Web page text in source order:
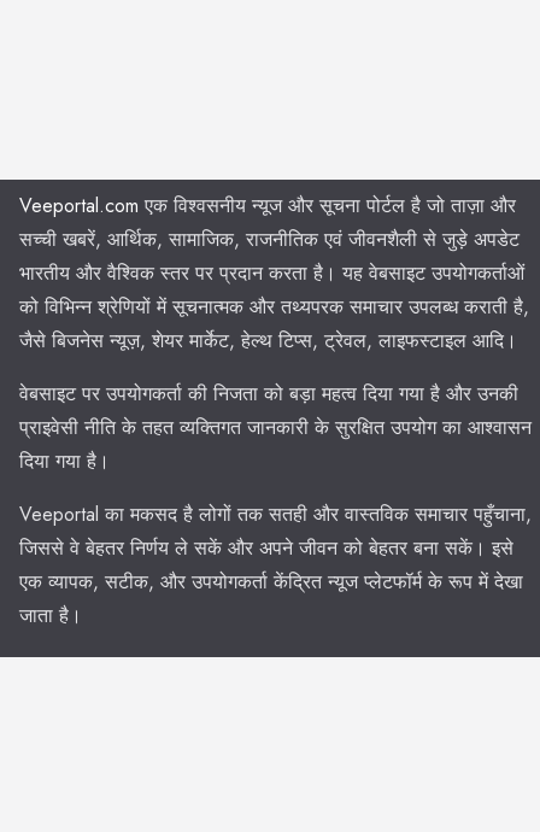
Veeportal.com एक विश्वसनीय न्यूज और सूचना पोर्टल है जो ताज़ा और
सच्ची खबरें, आर्थिक, सामाजिक, राजनीतिक एवं जीवनशैली से जुड़े अपडेट
भारतीय और वैश्विक स्तर पर प्रदान करता है। यह वेबसाइट उपयोगकर्ताओं
को विभिन्न श्रेणियों में सूचनात्मक और तथ्यपरक समाचार उपलब्ध कराती है,
जैसे बिजनेस न्यूज़, शेयर मार्केट, हेल्थ टिप्स, ट्रेवल, लाइफस्टाइल आदि।
वेबसाइट पर उपयोगकर्ता की निजता को बड़ा महत्व दिया गया है और उनकी
प्राइवेसी नीति के तहत व्यक्तिगत जानकारी के सुरक्षित उपयोग का आश्वासन
दिया गया है।
Veeportal का मकसद है लोगों तक सतही और वास्तविक समाचार पहुँचाना,
जिससे वे बेहतर निर्णय ले सकें और अपने जीवन को बेहतर बना सकें। इसे
एक व्यापक, सटीक, और उपयोगकर्ता केंद्रित न्यूज प्लेटफॉर्म के रूप में देखा
जाता है।